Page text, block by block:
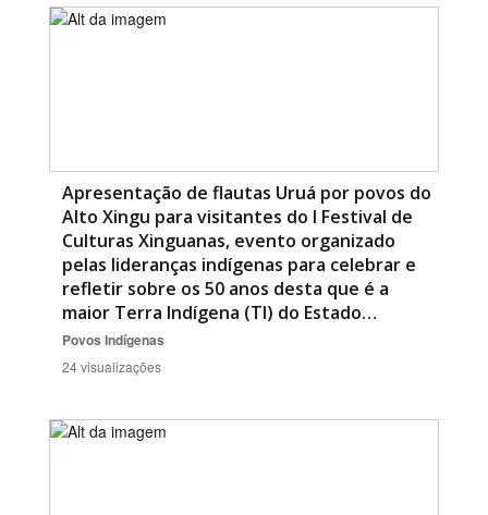
Apresentação de flautas Uruá por povos do
Alto Xingu para visitantes do I Festival de
Culturas Xinguanas, evento organizado
pelas lideranças indígenas para celebrar e
refletir sobre os 50 anos desta que é a
maior Terra Indígena (TI) do Estado…
Povos Indígenas
24 visualizações